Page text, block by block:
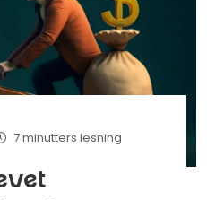
7 minutters lesning